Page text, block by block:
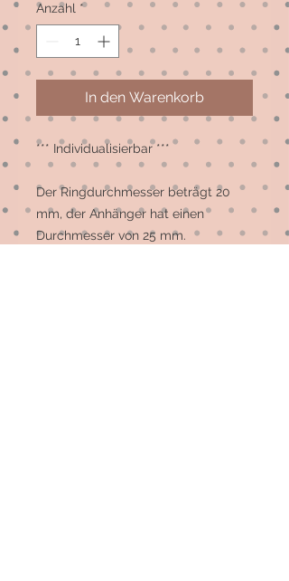
Anzahl *
In den Warenkorb
*** Individualisierbar ***
Der Ringdurchmesser beträgt 20
mm, der Anhänger hat einen
Durchmesser von 25 mm.